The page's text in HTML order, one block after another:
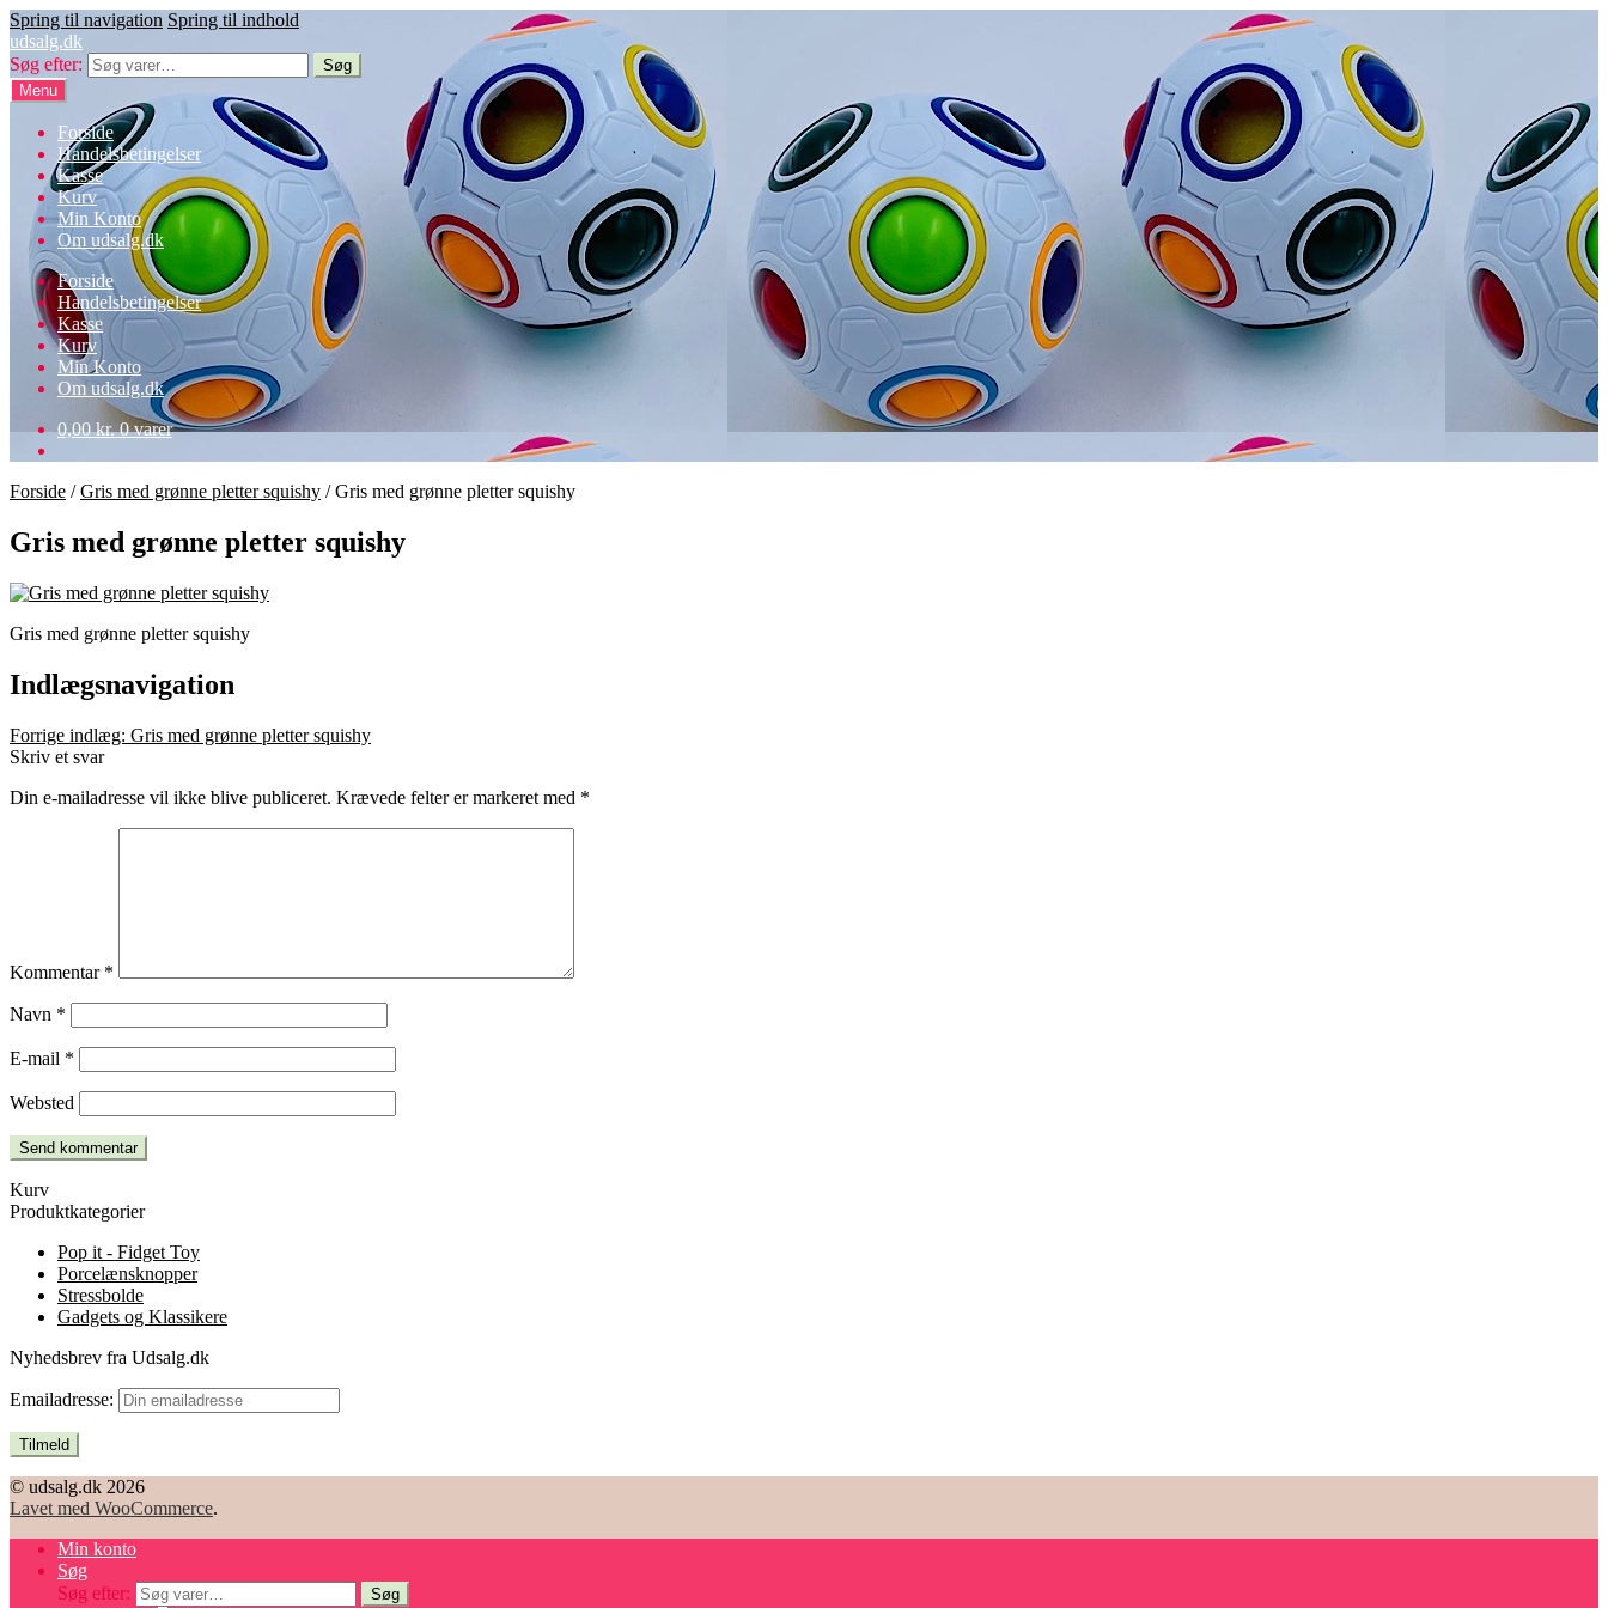
Spring til navigation Spring til indhold
udsalg.dk
Søg efter:
Søg
Menu
Forside
Handelsbetingelser
Kasse
Kurv
Min Konto
Om udsalg.dk
Forside
Handelsbetingelser
Kasse
Kurv
Min Konto
Om udsalg.dk
0,00kr. 0 varer
Forside /Gris med grønne pletter squishy /Gris med grønne pletter squishy
Gris med grønne pletter squishy
Gris med grønne pletter squishy
Indlægsnavigation
Forrige indlæg: Gris med grønne pletter squishy
Skriv et svar
Din e-mailadresse vil ikke blive publiceret. Krævede felter er markeret med *
Kommentar *
Navn *
E-mail *
Websted
Kurv
Produktkategorier
Pop it - Fidget Toy
Porcelænsknopper
Stressbolde
Gadgets og Klassikere
Nyhedsbrev fra Udsalg.dk
Emailadresse:
© udsalg.dk 2026
Lavet med WooCommerce.
Min konto
Søg
Søg efter:
Søg